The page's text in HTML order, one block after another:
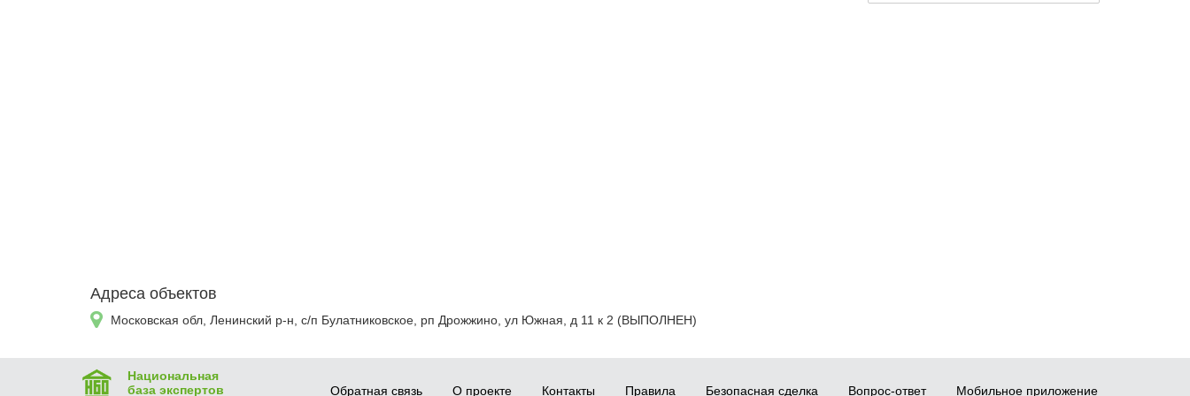
Адреса объектов
Московская обл, Ленинский р-н, с/п Булатниковское, рп Дрожжино, ул Южная, д 11 к 2 (ВЫПОЛНЕН)
Национальная
база экспертов
Обратная связь О проекте Контакты Правила Безопасная сделка Вопрос-ответ Мобильное приложение